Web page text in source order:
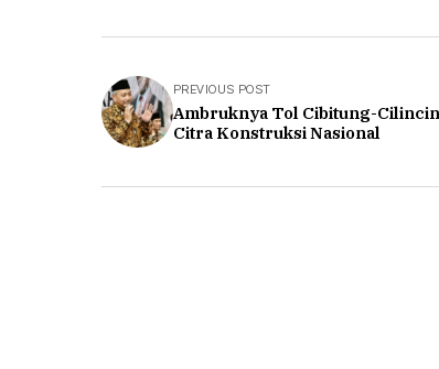
PREVIOUS POST
Ambruknya Tol Cibitung-
Citra Konstruksi Nasional